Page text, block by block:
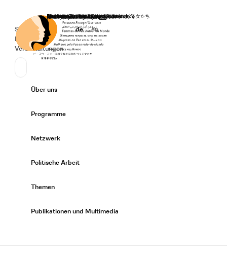
Startseite
Secondary Navigation
Spenden
News
Veranstaltungen
Sprache wechseln
Deutsch
de English
en
Primary Navigation
Über uns
Programme
Netzwerk
Politische Arbeit
Themen
Publikationen und Multimedia